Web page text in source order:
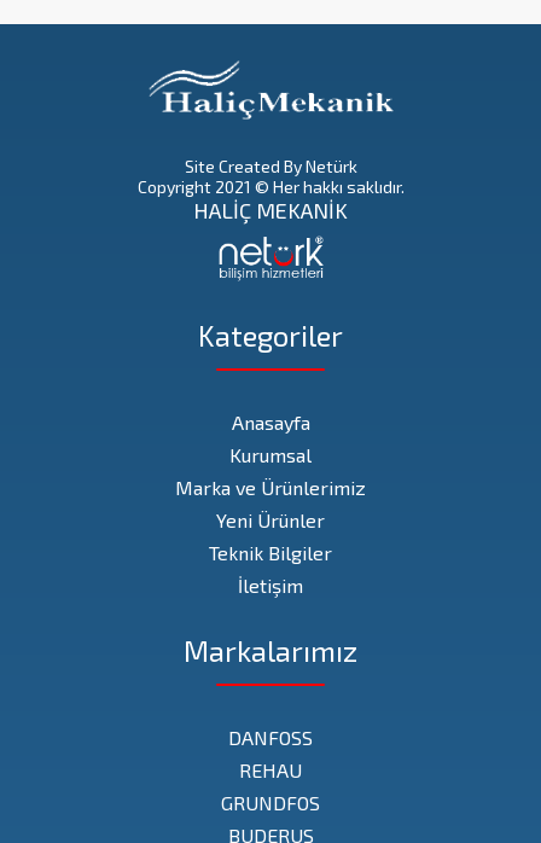
Site Created By Netürk
Copyright 2021 © Her hakkı saklıdır.
HALİÇ MEKANİK
Kategoriler
Anasayfa
Kurumsal
Marka ve Ürünlerimiz
Yeni Ürünler
Teknik Bilgiler
İletişim
Markalarımız
DANFOSS
REHAU
GRUNDFOS
BUDERUS